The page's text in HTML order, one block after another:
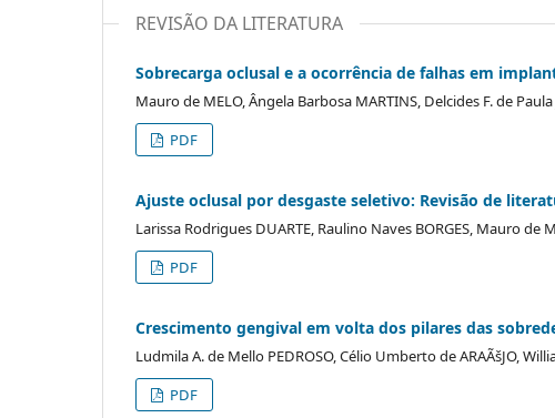
REVISÃO DA LITERATURA
Sobrecarga oclusal e a ocorrência de falhas em
Mauro de MELO, Ângela Barbosa MARTINS, Delcides F. de Paula
PDF
Ajuste oclusal por desgaste seletivo: Revisão de
Larissa Rodrigues DUARTE, Raulino Naves BORGES, Mauro de
PDF
Crescimento gengival em volta dos pilares das
Ludmila A. de Mello PEDROSO, Célio Umberto de ARAÃšJO,
PDF